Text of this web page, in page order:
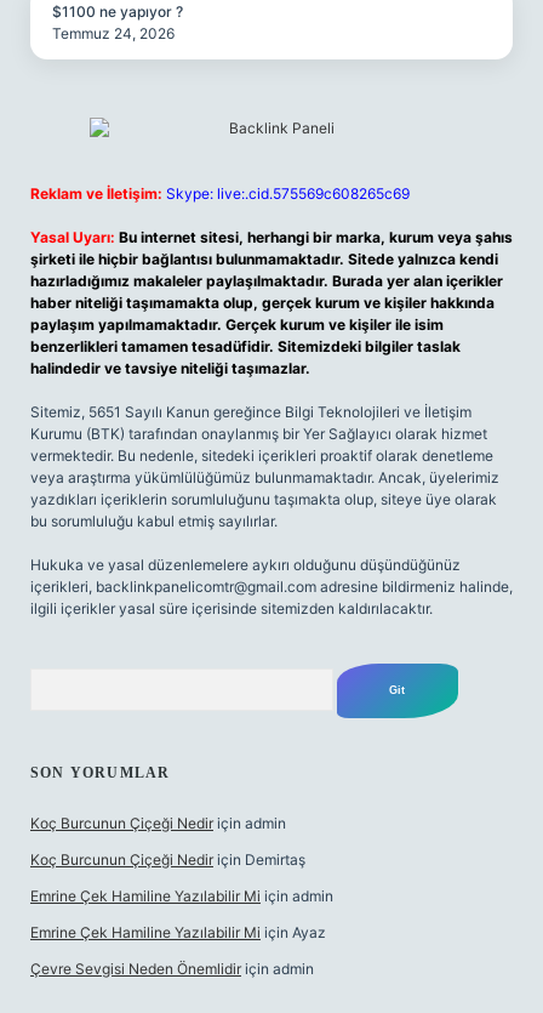
$1100 ne yapıyor ?
Temmuz 24, 2026
Reklam ve İletişim: Skype: live:.cid.575569c608265c69
Yasal Uyarı: Bu internet sitesi, herhangi bir marka, kurum veya şahıs
şirketi ile hiçbir bağlantısı bulunmamaktadır. Sitede yalnızca kendi
hazırladığımız makaleler paylaşılmaktadır. Burada yer alan içerikler
haber niteliği taşımamakta olup, gerçek kurum ve kişiler hakkında
paylaşım yapılmamaktadır. Gerçek kurum ve kişiler ile isim
benzerlikleri tamamen tesadüfidir. Sitemizdeki bilgiler taslak
halindedir ve tavsiye niteliği taşımazlar.
Sitemiz, 5651 Sayılı Kanun gereğince Bilgi Teknolojileri ve İletişim
Kurumu (BTK) tarafından onaylanmış bir Yer Sağlayıcı olarak hizmet
vermektedir. Bu nedenle, sitedeki içerikleri proaktif olarak denetleme
veya araştırma yükümlülüğümüz bulunmamaktadır. Ancak, üyelerimiz
yazdıkları içeriklerin sorumluluğunu taşımakta olup, siteye üye olarak
bu sorumluluğu kabul etmiş sayılırlar.
Hukuka ve yasal düzenlemelere aykırı olduğunu düşündüğünüz
içerikleri, backlinkpanelicomtr@gmail.com adresine bildirmeniz halinde,
ilgili içerikler yasal süre içerisinde sitemizden kaldırılacaktır.
SON YORUMLAR
Koç Burcunun Çiçeği Nedir için admin
Koç Burcunun Çiçeği Nedir için Demirtaş
Emrine Çek Hamiline Yazılabilir Mi için admin
Emrine Çek Hamiline Yazılabilir Mi için Ayaz
Çevre Sevgisi Neden Önemlidir için admin